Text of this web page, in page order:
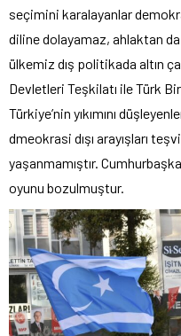
seçimini karalayanlar
diline dolayamaz, ahlaktan
ülkemiz dış politikada altın
Devletleri Teşkilatı ile Türk
Türkiye’nin yıkımını
dmeokrasi dışı arayışları
yaşanmamıştır.
oyunu bozulmuştur.